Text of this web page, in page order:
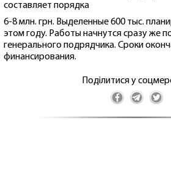
составляет порядка
6-8 млн. грн. Выделенные 600 тыс.
этом году. Работы начнутся сразу же
генерального подрядчика. Сроки
финансирования.
Поділитися у